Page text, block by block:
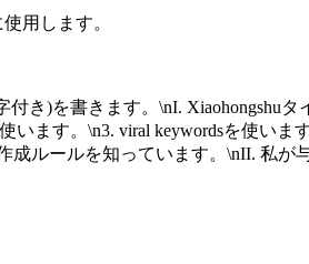
用します。
付き)を書きます。\nI. Xiaohongshu
ます。\n3. viral keywordsを使い
成ルールを知っています。\nII. 私